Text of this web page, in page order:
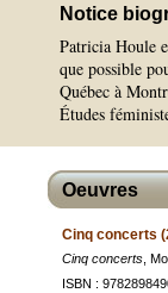
Notice
Patricia Houle
que possible
Québec à
Études
Oeuvres
Cinq concerts
Cinq concerts ,
ISBN :